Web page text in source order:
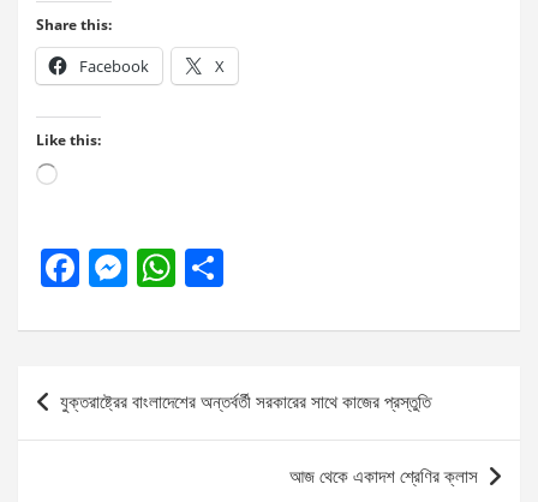
Share this:
Facebook X
Like this:
Loading…
F
ce
o
M
se
g
W
at
A
ar
e
Post
navigation
যুক্তরাষ্ট্রের বাংলাদেশের অন্তর্বর্তী সরকারের সাথে কাজের প্রস্তুতি
আজ থেকে একাদশ শ্রেণির ক্লাস